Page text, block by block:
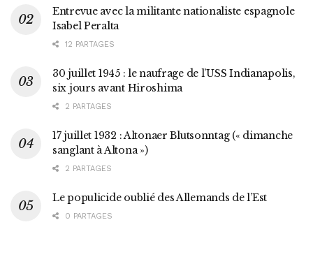
Entrevue avec la militante nationaliste espagnole
Isabel Peralta
12 PARTAGES
30 juillet 1945 : le naufrage de l’USS Indianapolis,
six jours avant Hiroshima
2 PARTAGES
17 juillet 1932 : Altonaer Blutsonntag (« dimanche
sanglant à Altona »)
2 PARTAGES
Le populicide oublié des Allemands de l’Est
0 PARTAGES